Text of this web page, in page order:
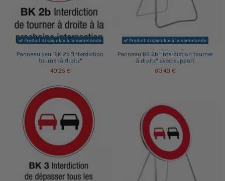
Produit disponible à la commande
Panneau seul BK 2b "Interdiction
tourner à droite"
40,25 €
Produit disponible à la commande
Panneau BK 2b "Interdiction tourner
à droite" avec support
60,40 €